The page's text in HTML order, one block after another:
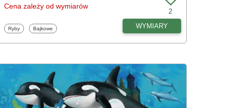
Cena zależy od wymiarów
2
Fototapety
Ryby Fototapety
Bajkowe WYMIARY